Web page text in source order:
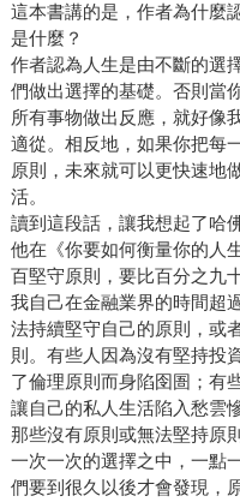
這本書講的是，作者為什麼
是什麼？
作者認為人生是由不斷的選
們做出選擇的基礎。否則當
所有事物做出反應，就好像
適從。相反地，如果你把每
原則，未來就可以更快速地
活。
讀到這段話，讓我想起了哈
他在《你要如何衡量你的人
百堅守原則，要比百分之九
我自己在金融業界的時間超
法持續堅守自己的原則，或
則。有些人因為沒有堅持投
了倫理原則而身陷囹圄；有
讓自己的私人生活陷入愁雲慘
那些沒有原則或無法堅持原
一次一次的選擇之中，一點
們要到很久以後才會發現，